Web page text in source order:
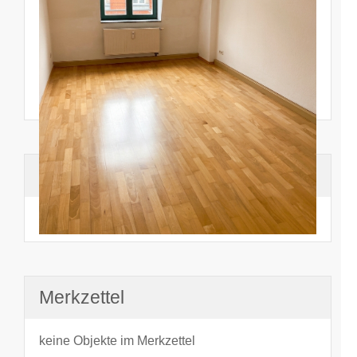
Suchhistorie
noch nichts angesehen
Merkzettel
keine Objekte im Merkzettel